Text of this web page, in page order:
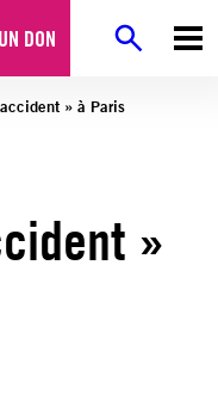
DON
» à Paris
»